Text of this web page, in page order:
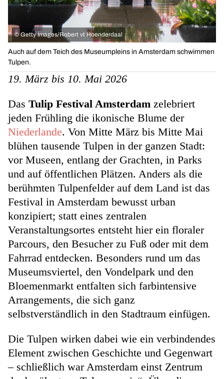
© Getty Images/Robert vt Hoenderdaal
Auch auf dem Teich des Museumpleins in Amsterdam schwimmen
Tulpen.
19. März bis 10. Mai 2026
Das Tulip Festival Amsterdam zelebriert
jeden Frühling die ikonische Blume der
Niederlande. Von Mitte März bis Mitte Mai
blühen tausende Tulpen in der ganzen Stadt:
vor Museen, entlang der Grachten, in Parks
und auf öffentlichen Plätzen. Anders als die
berühmten Tulpenfelder auf dem Land ist das
Festival in Amsterdam bewusst urban
konzipiert; statt eines zentralen
Veranstaltungsortes entsteht hier ein floraler
Parcours, den Besucher zu Fuß oder mit dem
Fahrrad entdecken. Besonders rund um das
Museumsviertel, den Vondelpark und den
Bloemenmarkt entfalten sich farbintensive
Arrangements, die sich ganz
selbstverständlich in den Stadtraum einfügen.
Die Tulpen wirken dabei wie ein verbindendes
Element zwischen Geschichte und Gegenwart
– schließlich war Amsterdam einst Zentrum